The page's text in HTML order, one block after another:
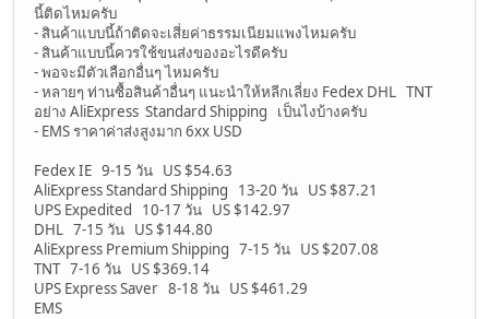
นี้ติดไหมครับ
- สินค้าแบบนี้ถ้าติดจะเสี่ยค่าธรรมเนียมแพงไหมครับ
- สินค้าแบบนี้ควรใช้ขนส่งของอะไรดีครับ
- พอจะมีตัวเลือกอื่นๆ ไหมครับ
- หลายๆ ท่านซื้อสินค้าอื่นๆ แนะนำให้หลีกเลี่ยง Fedex DHL TNT
อย่าง AliExpress Standard Shipping เป็นไงบ้างครับ
- EMS ราคาค่าส่งสูงมาก 6xx USD
Fedex IE 9-15 วัน US $54.63
AliExpress Standard Shipping 13-20 วัน US $87.21
UPS Expedited 10-17 วัน US $142.97
DHL 7-15 วัน US $144.80
AliExpress Premium Shipping 7-15 วัน US $207.08
TNT 7-16 วัน US $369.14
UPS Express Saver 8-18 วัน US $461.29
EMS